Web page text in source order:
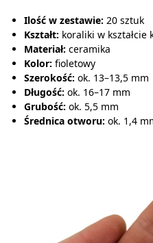
Ilość w zestawie: 20 sztuk
Kształt: koraliki w kształcie
Materiał: ceramika
Kolor: fioletowy
Szerokość: ok. 13–13,5 mm
Długość: ok. 16–17 mm
Grubość: ok. 5,5 mm
Średnica otworu: ok. 1,4